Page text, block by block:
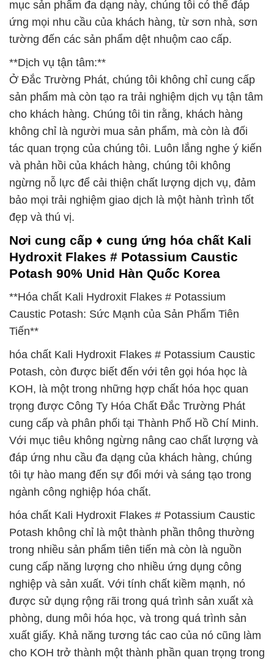
mục sản phẩm đa dạng này, chúng tôi có thể đáp
ứng mọi nhu cầu của khách hàng, từ sơn nhà, sơn
tường đến các sản phẩm dệt nhuộm cao cấp.
**Dịch vụ tận tâm:**
Ở Đắc Trường Phát, chúng tôi không chỉ cung cấp
sản phẩm mà còn tạo ra trải nghiệm dịch vụ tận tâm
cho khách hàng. Chúng tôi tin rằng, khách hàng
không chỉ là người mua sản phẩm, mà còn là đối
tác quan trọng của chúng tôi. Luôn lắng nghe ý kiến
và phản hồi của khách hàng, chúng tôi không
ngừng nỗ lực để cải thiện chất lượng dịch vụ, đảm
bảo mọi trải nghiệm giao dịch là một hành trình tốt
đẹp và thú vị.
Nơi cung cấp ♦ cung ứng hóa chất Kali
Hydroxit Flakes # Potassium Caustic
Potash 90% Unid Hàn Quốc Korea
**Hóa chất Kali Hydroxit Flakes # Potassium
Caustic Potash: Sức Mạnh của Sản Phẩm Tiên
Tiến**
hóa chất Kali Hydroxit Flakes # Potassium Caustic
Potash, còn được biết đến với tên gọi hóa học là
KOH, là một trong những hợp chất hóa học quan
trọng được Công Ty Hóa Chất Đắc Trường Phát
cung cấp và phân phối tại Thành Phố Hồ Chí Minh.
Với mục tiêu không ngừng nâng cao chất lượng và
đáp ứng nhu cầu đa dạng của khách hàng, chúng
tôi tự hào mang đến sự đổi mới và sáng tạo trong
ngành công nghiệp hóa chất.
hóa chất Kali Hydroxit Flakes # Potassium Caustic
Potash không chỉ là một thành phần thông thường
trong nhiều sản phẩm tiên tiến mà còn là nguồn
cung cấp năng lượng cho nhiều ứng dụng công
nghiệp và sản xuất. Với tính chất kiềm mạnh, nó
được sử dụng rộng rãi trong quá trình sản xuất xà
phòng, dung môi hóa học, và trong quá trình sản
xuất giấy. Khả năng tương tác cao của nó cũng làm
cho KOH trở thành một thành phần quan trọng trong